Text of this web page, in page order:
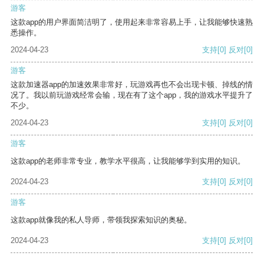
游客
这款app的用户界面简洁明了，使用起来非常容易上手，让我能够快速熟
悉操作。
2024-04-23
支持[0] 反对[0]
游客
这款加速器app的加速效果非常好，玩游戏再也不会出现卡顿、掉线的情
况了。我以前玩游戏经常会输，现在有了这个app，我的游戏水平提升了
不少。
2024-04-23
支持[0] 反对[0]
游客
这款app的老师非常专业，教学水平很高，让我能够学到实用的知识。
2024-04-23 支持[0] 反对[0]
游客
这款app就像我的私人导师，带领我探索知识的奥秘。
2024-04-23 支持[0] 反对[0]